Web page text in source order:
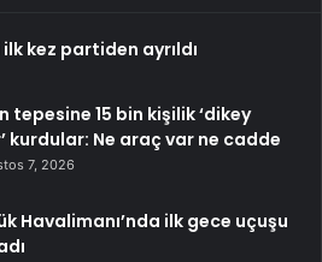
kez partiden ayrıldı
tepesine 15 bin kişilik ‘dikey
kurdular: Ne araç var ne cadde
7, 2026
Havalimanı’nda ilk gece uçuşu